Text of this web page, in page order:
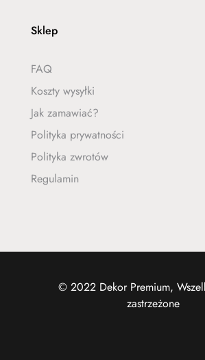
Sklep
FAQ
Koszty wysyłki
Jak zamawiać?
Polityka prywatności
Polityka zwrotów
Regulamin
© 2022 Dekor Premium,
zastrzeżone